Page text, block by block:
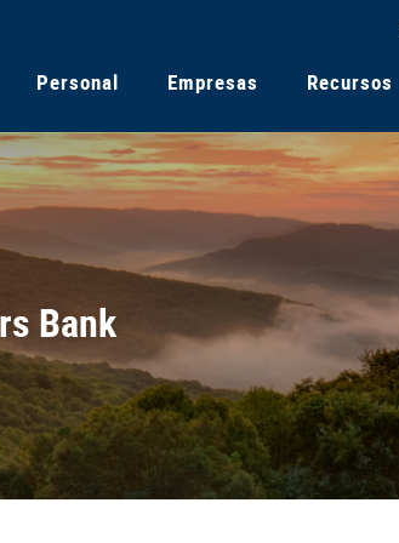
Personal Empresas Recursos
Bank